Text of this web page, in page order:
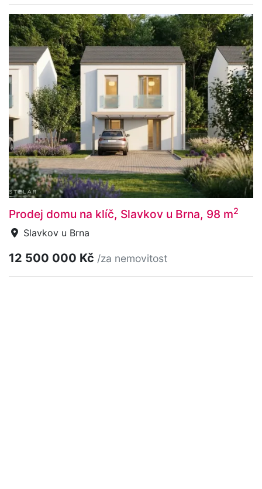
Prodej domu na klíč, Slavkov u Brna, 98 m2
Slavkov u Brna
12 500 000 Kč /za nemovitost